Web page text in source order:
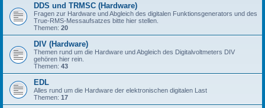
DDS und TRMSC (Hardware)
Fragen zur Hardware und Abgleich des digitalen Funktionsgenerators und des
True-RMS-Messaufsatzes bitte hier stellen.
Themen: 20
DIV (Hardware)
Themen rund um die Hardware und Abgleich des Digitalvoltmeters DIV
gehören hier rein.
Themen: 43
EDL
Alles rund um die Hardware der elektronischen digitalen Last
Themen: 17